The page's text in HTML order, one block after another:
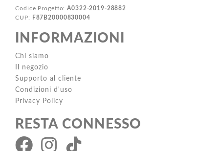
Codice Progetto:A0322-2019-28882
CUP:
F87B20000830004
INFORMAZIONI
Chi siamo
Il negozio
Supporto al cliente
Condizioni d'uso
Privacy Policy
RESTA CONNESSO